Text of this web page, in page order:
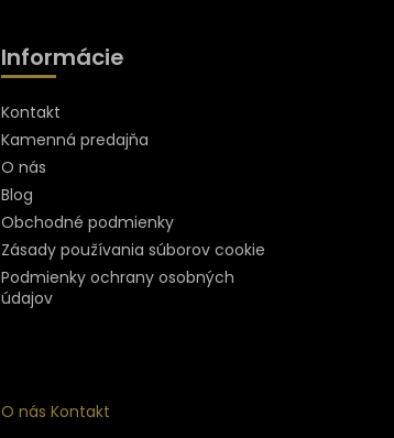
Informácie
Kontakt
Kamenná predajňa
O nás
Blog
Obchodné podmienky
Zásady používania súborov cookie
Podmienky ochrany osobných
údajov
O nás Kontakt